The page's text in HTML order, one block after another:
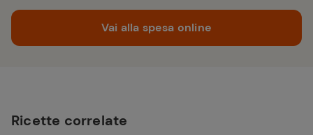
Vai alla spesa online
Ricette correlate